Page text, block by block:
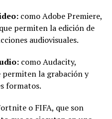
como Adobe Premiere,
permiten la edición de
audiovisuales.
como Audacity,
la grabación y
formatos.
o FIFA, que son